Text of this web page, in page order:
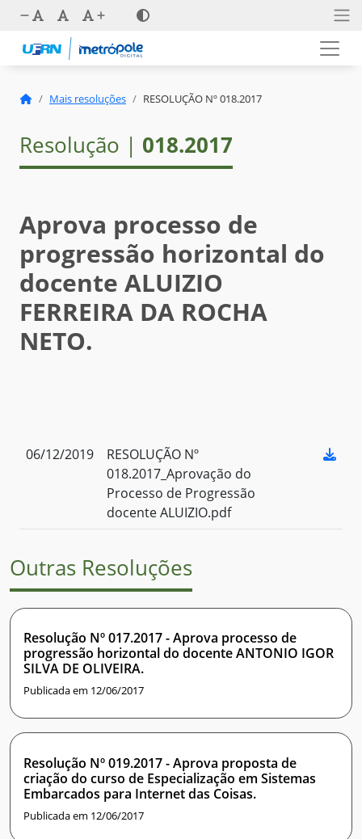
Mais resoluções RESOLUÇÃO Nº 018.2017
Resolução | 018.2017
Aprova processo de
progressão horizontal do
docente ALUIZIO
FERREIRA DA ROCHA
NETO.
06/12/2019
RESOLUÇÃO Nº
018.2017_Aprovação do
Processo de Progressão
docente ALUIZIO.pdf
Outras Resoluções
Resolução Nº 017.2017 - Aprova processo de
progressão horizontal do docente ANTONIO IGOR
SILVA DE OLIVEIRA.
Publicada em 12/06/2017
Resolução Nº 019.2017 - Aprova proposta de
criação do curso de Especialização em Sistemas
Embarcados para Internet das Coisas.
Publicada em 12/06/2017